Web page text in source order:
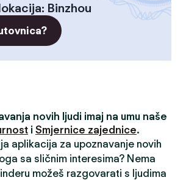
: Binzhou
novih ljudi imaj na umu naše
i Smjernice zajednice.
aplikacija za upoznavanje novih
sa sličnim interesima? Nema
možeš razgovarati s ljudima